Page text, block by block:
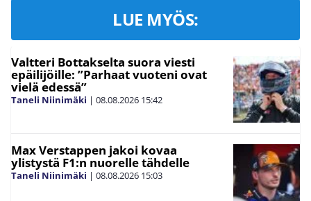
LUE MYÖS:
Valtteri Bottakselta suora viesti
epäilijöille: ”Parhaat vuoteni ovat
vielä edessä”
Taneli Niinimäki | 08.08.2026 15:42
Max Verstappen jakoi kovaa
ylistystä F1:n nuorelle tähdelle
Taneli Niinimäki | 08.08.2026 15:03